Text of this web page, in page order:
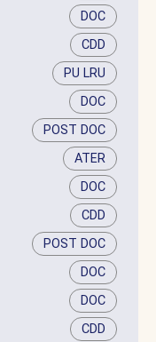
DOC
CDD
PU LRU
DOC
POST DOC
ATER
DOC
CDD
POST DOC
DOC
DOC
CDD